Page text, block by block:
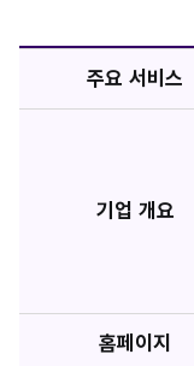
주요 서비스
기업 개요
홈페이지